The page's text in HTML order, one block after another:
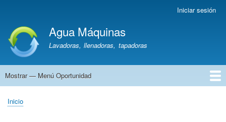
contenido
principal
cuenta
usuario
Iniciar sesión
Agua Máquinas
Lavadoras, llenadoras, tapadoras
Menú
Mostrar — Menú Oportunidad
Lavadoras
Líneas
Llenadoras
Cajones
Tanques
Hornos
Ozonizadores
Repartos/Soderías
Vehículos
Otra
Sobrescribir
Inicio